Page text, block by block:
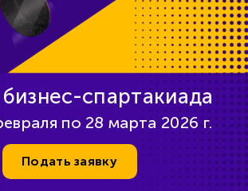
спартакиада
по 28 марта 2026 г.
Подать заявку